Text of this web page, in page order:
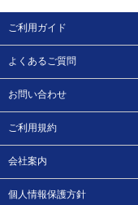
ご利用ガイド
よくあるご質問
お問い合わせ
ご利用規約
会社案内
個人情報保護方針